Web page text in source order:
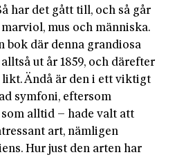
har det gått till, och så går
mus och människa.
bok där denna grandiosa
ut år 1859, och därefter
Ändå är den i ett viktigt
symfoni, eftersom
alltid – hade valt att
art, nämligen
Hur just den arten har